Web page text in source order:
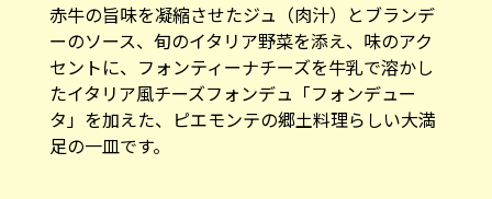
赤牛の旨味を凝縮させたジュ（肉汁）とブランデ
ーのソース、旬のイタリア野菜を添え、味のアク
セントに、フォンティーナチーズを牛乳で溶かし
たイタリア風チーズフォンデュ「フォンデュー
タ」を加えた、ピエモンテの郷土料理らしい大満
足の一皿です。